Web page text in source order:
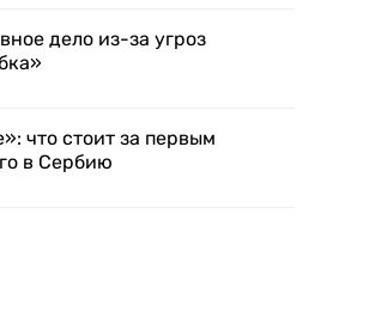
дело из-за угроз
что стоит за первым
в Сербию